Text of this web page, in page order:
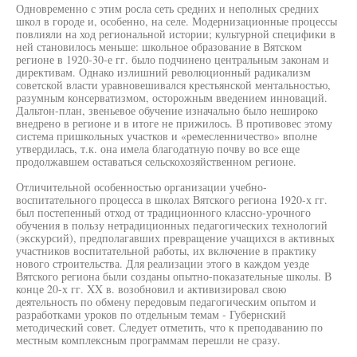
Одновременно с этим росла сеть средних и неполных средних
школ в городе и, особенно, на селе. Модернизационные процессы
повлияли на ход региональной истории; культурной специфики в
ней становилось меньше: школьное образование в Вятском
регионе в 1920-30-е гг. было подчинено центральным законам и
директивам. Однако излишний революционный радикализм
советской власти уравновешивался крестьянской ментальностью,
разумным консерватизмом, осторожным введением инноваций.
Дальтон-план, звеньевое обучение изначально было нешироко
внедрено в регионе и в итоге не прижилось. В противовес этому
система пришкольных участков и «ремесленничество» вполне
утвердилась, т.к. она имела благодатную почву во все еще
продолжавшем оставаться сельскохозяйственном регионе.
Отличительной особенностью организации учебно-
воспитательного процесса в школах Вятского региона 1920-х гг.
был постепенный отход от традиционного классно-урочного
обучения в пользу нетрадиционных педагогических технологий
(экскурсий), предполагавших превращение учащихся в активных
участников воспитательной работы, их включение в практику
нового строительства. Для реализации этого в каждом уезде
Вятского региона были созданы опытно-показательные школы. В
конце 20-х гг. XX в. возобновил и активизировал свою
деятельность по обмену передовым педагогическим опытом и
разработками уроков по отдельным темам - Губернский
методический совет. Следует отметить, что к преподаванию по
местным комплексным программам перешли не сразу.